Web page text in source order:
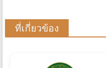
ที่เกี่ยวข้อง